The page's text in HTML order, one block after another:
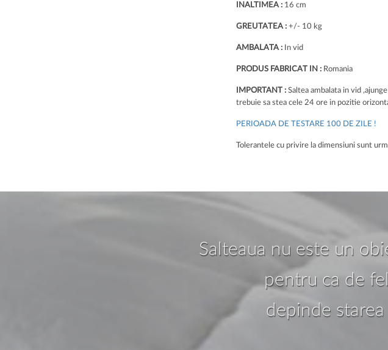
INALTIMEA : 16 cm
GREUTATEA : +/- 10 kg
AMBALATA : In vid
PRODUS FABRICAT IN : Romania
IMPORTANT : Saltea ambalata in vid
trebuie sa stea cele 24 ore in pozitie
PERIOADA DE TESTARE 100 DE ZILE !
Tolerantele cu privire la dimensiuni sunt
Salteaua nu este un
pentru ca de
depinde